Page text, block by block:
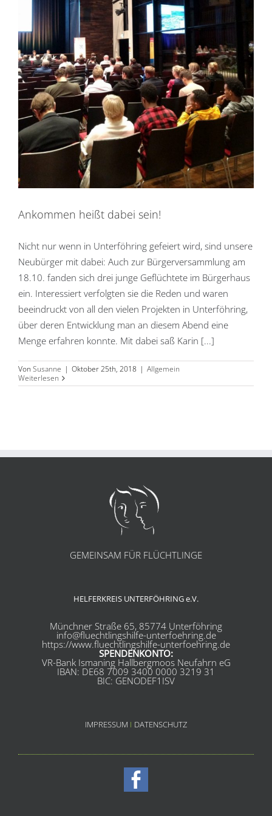
Ankommen heißt dabei sein!
Nicht nur wenn in Unterföhring gefeiert wird, sind unsere
Neubürger mit dabei: Auch zur Bürgerversammlung am
18.10. fanden sich drei junge Geflüchtete im Bürgerhaus
ein. Interessiert verfolgten sie die Reden und waren
beeindruckt von all den vielen Projekten in Unterföhring,
über deren Entwicklung man an diesem Abend eine
Menge erfahren konnte. Mit dabei saß Karin [...]
Von Susanne | Oktober 25th, 2018 | Allgemein
Weiterlesen
GEMEINSAM FÜR FLÜCHTLINGE
HELFERKREIS UNTERFÖHRING e.V.
Münchner Straße 65, 85774 Unterföhring
info@fluechtlingshilfe-unterfoehring.de
https://www.fluechtlingshilfe-unterfoehring.de
SPENDENKONTO:
VR-Bank Ismaning Hallbergmoos Neufahrn eG
IBAN: DE68 7009 3400 0000 3219 31
BIC: GENODEF1ISV
IMPRESSUM I DATENSCHUTZ